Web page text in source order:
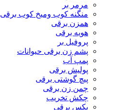
مرمر بر
منگنه کوب ومیخ کوب برقی
همزن برقی
هویه برقی
پروفیل بر
پشم زن برقی حیوانات
پمپ آب
پولیش برقی
پیچ گوشتی برقی
چمن زن برقی
چکش تخریب
بکس برقی